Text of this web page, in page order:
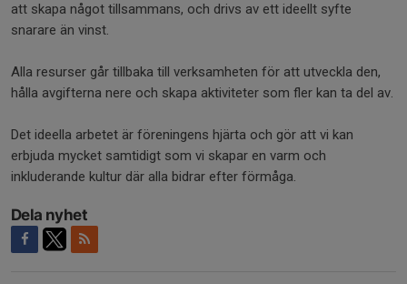
att skapa något tillsammans, och drivs av ett ideellt syfte
snarare än vinst.
Alla resurser går tillbaka till verksamheten för att utveckla den,
hålla avgifterna nere och skapa aktiviteter som fler kan ta del av.
Det ideella arbetet är föreningens hjärta och gör att vi kan
erbjuda mycket samtidigt som vi skapar en varm och
inkluderande kultur där alla bidrar efter förmåga.
Dela nyhet